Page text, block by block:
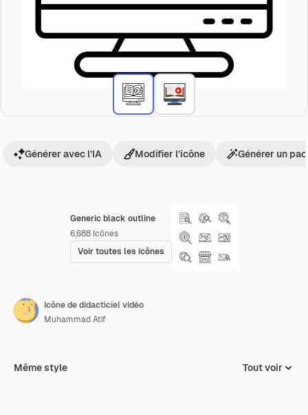
Generic black outline
6,688 Icônes
Voir toutes les icônes
Générer avec l’IA Modifier l’icône Générer un
Icône de didacticiel vidéo
Muhammad Atif
Même style Tout voir